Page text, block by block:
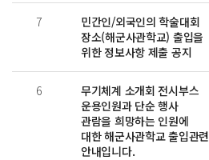
7
민간인/외국인의 학술대회
장소(해군사관학교) 출입을
위한 정보사항 제출 공지
6
무기체계 소개회 전시부스
운용인원과 단순 행사
관람을 희망하는 인원에
대한 해군사관학교 출입관련
안내입니다.